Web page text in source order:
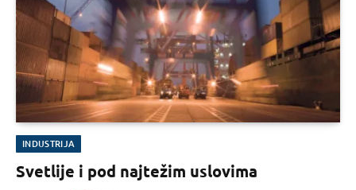
INDUSTRIJA
Svetlije i pod najtežim uslovima